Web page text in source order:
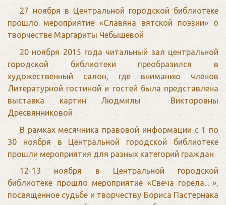
27 ноября в Центральной городской библиотеке
прошло мероприятие «Славяна вятской поэзии» о
творчестве Маргариты Чебышевой
20 ноября 2015 года читальный зал центральной
городской библиотеки преобразился в
художественный салон, где вниманию членов
Литературной гостиной и гостей была представлена
выставка картин Людмилы Викторовны
Дресвянниковой
В рамках месячника правовой информации с 1 по
30 ноября в Центральной городской библиотеке
прошли мероприятия для разных категорий граждан
12-13 ноября в Центральной городской
библиотеке прошло мероприятие «Свеча горела…»,
посвященное судьбе и творчеству Бориса Пастернака